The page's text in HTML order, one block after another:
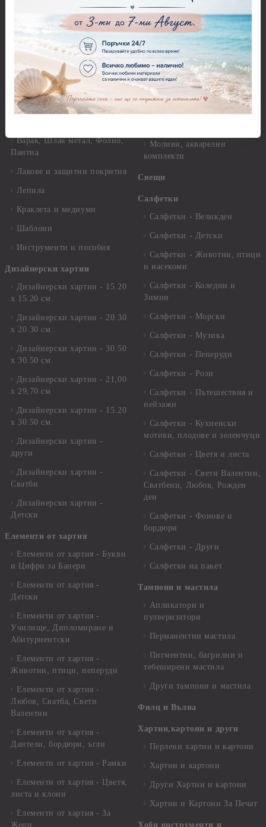
Фина оризова декупажна
хартия Stamperia - 21 х
29.см. - 28гр.
Декупажна хартия - Други
Антични пасти
Вакс пасти
Грунд, Основи, Релефни
Варак, Шлак метал, Фолио,
Пантна
Лакове и защитни покрития
Лепила
Краклета и медиуми
Шаблони
Инструменти и пособия
Дизайнерски хартии
Дизайнерски хартии - 15.20
х 15.20 см.
Дизайнерски хартии - 20.30
х 20.30 см.
Дизайнерски хартии - 30.50
х 30.50 см.
Дизайнерски хартии - 21,00
х 29,70 см
Дизайнерски хартии - 15.20
x 30.50 см.
Дизайнерски хартии -
други
Дизайнерски хартии -
Сватби
Дизайнерски хартии -
Детски
Елементи от хартия
Елементи от хартия - Букви
и Цифри за Банери
Елементи от хартия -
Детски
Елементи от хартия -
Училище, Дипломиране и
Абитуриентски
Елементи от хартия -
Животни, птици, пеперуди
Елементи от хартия -
Любов, Сватба, Свети
Валентин
Елементи от хартия -
Дантели, бордюри, ъгли
Елементи от хартия - Рамки
Елементи от хартия - Цветя,
листа и клони
Елементи от хартия - За
Жени
Перфоратори - Коледни и
Зимни
Рисуване
Грунд и почистващи
разтвори
Платна за рисуване
Стативи и поставки
Моливи, акварелни
комплекти
Свещи
Салфетки
Салфетки - Великден
Салфетки - Детски
Салфетки - Животни, птици
и насекоми
Салфетки - Коледни и
Зимни
Салфетки - Морски
Салфетки - Музика
Салфетки - Пеперуди
Салфетки - Рози
Салфетки - Пътешествия и
пейзажи
Салфетки - Кухненски
мотиви, плодове и зеленчуци
Салфетки - Цветя и листа
Салфетки - Свети Валентин,
Сватбени, Любов, Рожден
ден
Салфетки - Фонове и
бордюри
Салфетки - Други
Салфетки на пакет
Тампони и мастила
Апликатори и
пулверизатори
Перманентни мастила
Пигментни, багрилни и
тебеширени мастила
Други тампони и мастила
Филц и Вълна
Хартии,картони и други
Перлени хартии и картони
Хартии и картони
Други Хартии и картони
Хартии и Картони За Печат
Хоби инструменти и